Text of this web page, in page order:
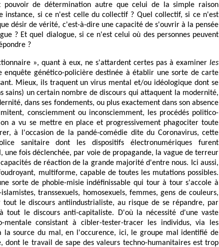
pouvoir de détermination autre que celui de la simple raison
instance, si ce n'est celle du collectif ? Quel collectif, si ce n'est
désir de vérité, c'est-à-dire une capacité de s'ouvrir à la pensée
? Et quel dialogue, si ce n'est celui où des personnes peuvent
?
», quant à eux, ne s'attardent certes pas à examiner les
enquête génético-policière destinée à établir une sorte de carte
Mieux, ils traquent un virus mental et/ou idéologique dont se
sains) un certain nombre de discours qui attaquent la modernité,
dans ses fondements, ou plus exactement dans son absence
consciemment ou inconsciemment, les procédés politico-
a vu se mettre en place et progressivement phagociter toute
à l'occasion de la pandé-comédie dite du Coronavirus, cette
sanitaire dont les dispositifs électronumériques furent
fois déclenchée, par voie de propagande, la vague de terreur
de réaction de la grande majorité d'entre nous. Ici aussi,
multiforme, capable de toutes les mutations possibles.
sorte de phobie-misie indéfinissable qui tour à tour s'accole à
transsexuels, homosexuels, femmes, gens de couleurs,
le discours antiindustrialiste, au risque de se répandre, par
tout le discours anti-capitaliste. D'où la nécessité d'une vaste
mentale consistant à cibler-tester-tracer les individus, via les
la source du mal, en l'occurence, ici, le groupe mal identifié de
dont le travail de sape des valeurs techno-humanitaires est trop